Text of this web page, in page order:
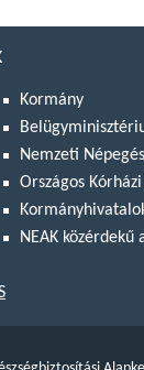
Kormány
Nemzeti
Országos
NEAK közérdekű